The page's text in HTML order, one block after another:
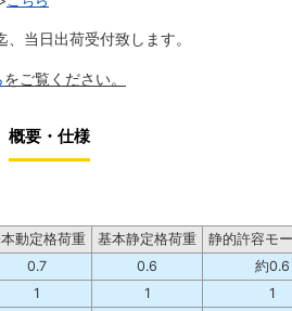
、当日出荷受付致します。
をご覧ください。
概要・仕様
動定格荷重 基本静定格荷重
静的許容モ
0.7 0.6
約0.6
1 1
1